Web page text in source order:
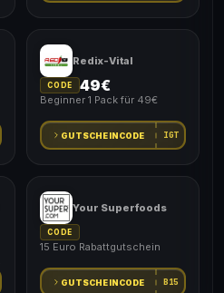
Redix-Vital
CODE 49€
Beginner 1 Pack für 49€
GUTSCHEINCODE IGT
Your Superfoods
CODE
15 Euro Rabattgutschein
GUTSCHEINCODE B15